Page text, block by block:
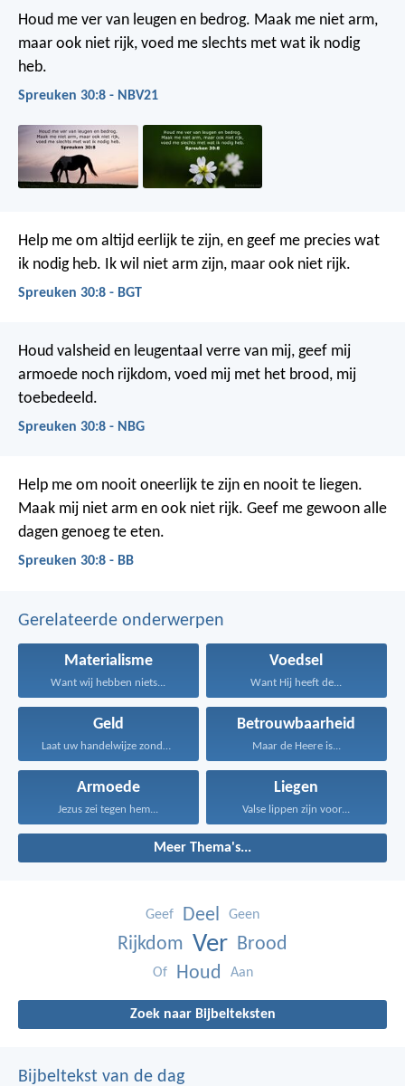
Houd me ver van leugen en bedrog. Maak me niet arm,
maar ook niet rijk, voed me slechts met wat ik nodig
heb.
Spreuken 30:8 - NBV21
Help me om altijd eerlijk te zijn, en geef me precies wat
ik nodig heb. Ik wil niet arm zijn, maar ook niet rijk.
Spreuken 30:8 - BGT
Houd valsheid en leugentaal verre van mij, geef mij
armoede noch rijkdom, voed mij met het brood, mij
toebedeeld.
Spreuken 30:8 - NBG
Help me om nooit oneerlijk te zijn en nooit te liegen.
Maak mij niet arm en ook niet rijk. Geef me gewoon alle
dagen genoeg te eten.
Spreuken 30:8 - BB
Gerelateerde onderwerpen
Materialisme
Want wij hebben niets...
Voedsel
Want Hij heeft de...
Geld
Laat uw handelwijze zonder...
Betrouwbaarheid
Maar de Heere is...
Armoede
Jezus zei tegen hem...
Liegen
Valse lippen zijn voor...
Meer Thema's...
Geef Deel Geen
Rijkdom Ver Brood
Of Houd Aan
Zoek naar Bijbelteksten
Bijbeltekst van de dag